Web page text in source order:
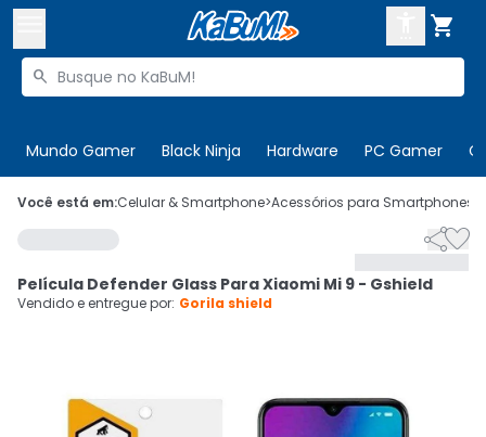

Buscar produtos

Mundo Gamer Black Ninja Hardware PC Gamer
 Olá. Acesse sua conta
 Departamentos
Cupons
Ativar tradutor em libras
CADASTRE-SE
Você está em:Celular & Smartphone>Acessórios para Smartphones

Película Defender Glass Para Xiaomi Mi 9 - Gshield
Vendido e entregue por: Gorila shield